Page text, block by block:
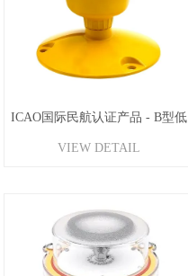
ICAO国际民航认证产品 - B型低
光强障碍灯
VIEW DETAIL